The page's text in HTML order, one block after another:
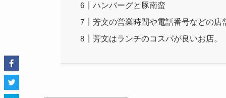
ハンバーグと豚南蛮
芳文の営業時間や電話番号などの店
芳文はランチのコスパが良いお店。